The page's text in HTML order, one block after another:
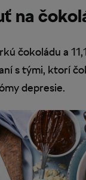
na
čokoládu a
s tými, ktorí
depresie.